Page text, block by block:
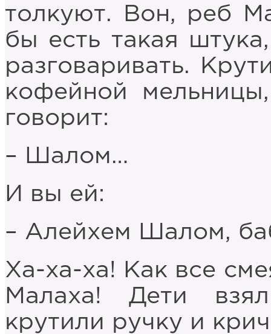
толкуют. Вон, реб
бы есть такая
разговаривать.
кофейной
говорит:
– Шалом…
И вы ей:
– Алейхем Шалом,
Ха-ха-ха! Как все
Малаха! Дети
крутили ручку и